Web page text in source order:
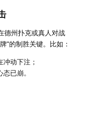
德州扑克或真人对战
”的制胜关键。比如：
动下注；
已崩。